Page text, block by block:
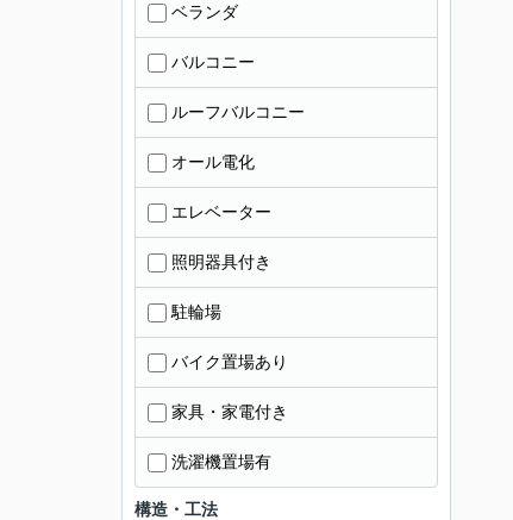
ベランダ
バルコニー
ルーフバルコニー
オール電化
エレベーター
照明器具付き
駐輪場
バイク置場あり
家具・家電付き
洗濯機置場有
構造・工法